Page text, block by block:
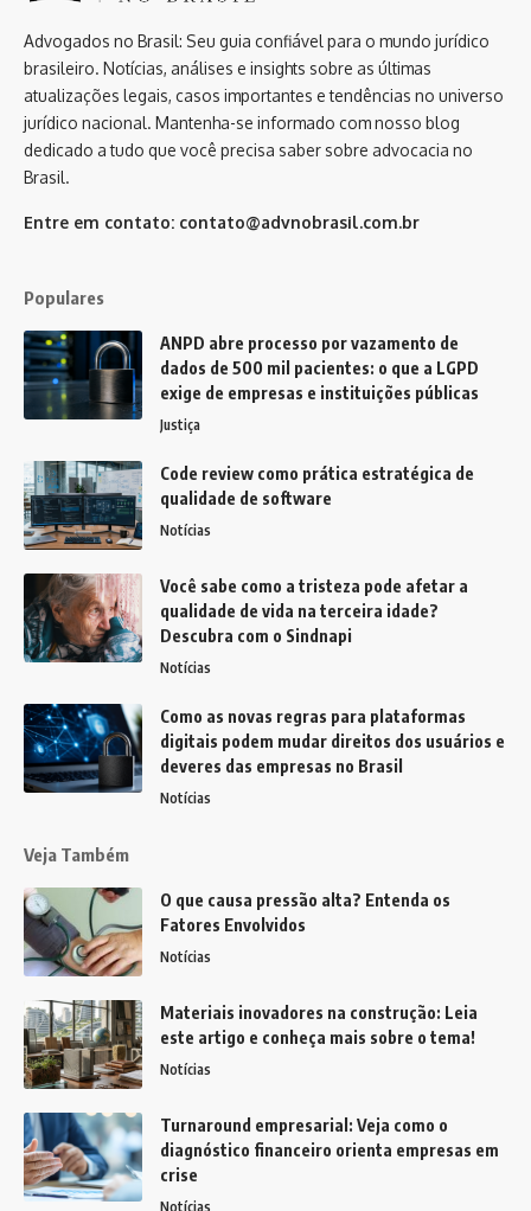
Advogados no Brasil: Seu guia confiável para o mundo jurídico
brasileiro. Notícias, análises e insights sobre as últimas
atualizações legais, casos importantes e tendências no universo
jurídico nacional. Mantenha-se informado com nosso blog
dedicado a tudo que você precisa saber sobre advocacia no
Brasil.
Entre em contato: contato@advnobrasil.com.br
Populares
ANPD abre processo por vazamento de
dados de 500 mil pacientes: o que a LGPD
exige de empresas e instituições públicas
Justiça
Code review como prática estratégica de
qualidade de software
Notícias
Você sabe como a tristeza pode afetar a
qualidade de vida na terceira idade?
Descubra com o Sindnapi
Notícias
Como as novas regras para plataformas
digitais podem mudar direitos dos usuários e
deveres das empresas no Brasil
Notícias
Veja Também
O que causa pressão alta? Entenda os
Fatores Envolvidos
Notícias
Materiais inovadores na construção: Leia
este artigo e conheça mais sobre o tema!
Notícias
Turnaround empresarial: Veja como o
diagnóstico financeiro orienta empresas em
crise
Notícias